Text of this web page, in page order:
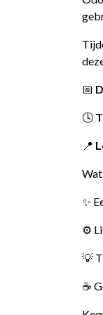
📅
🕓
📍
✨
⚙️
💡
☕